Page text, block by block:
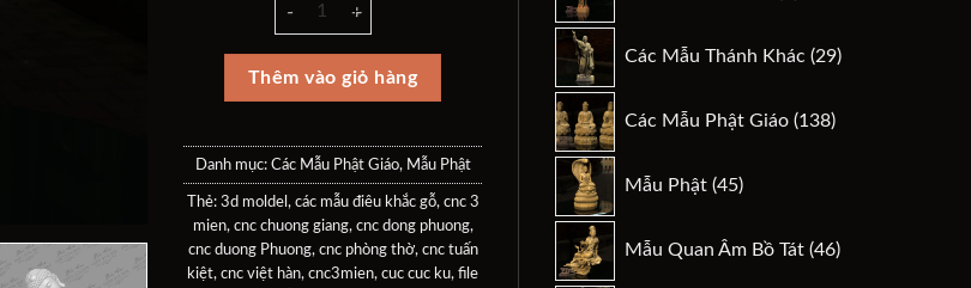
là:
30$.
20$.
Thêm vào giỏ hàng
Danh mục: Các Mẫu Phật Giáo, Mẫu Phật
Thẻ: 3d moldel , các mẫu điêu khắc gỗ, cnc 3
mien, cnc chuong giang, cnc dong phuong,
cnc duong Phuong, cnc phòng thờ, cnc tuấn
kiệt, cnc việt hàn, cnc3mien, cuc cuc ku, file
sản
Các Mẫu Thánh Khác
29
sản
Các Mẫu Phật Giáo 138
sản
Mẫu Phật 45
sản
Mẫu Quan Âm Bồ Tát 46
sản